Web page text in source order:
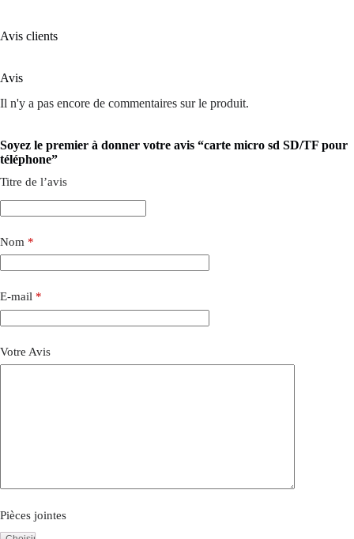
Avis clients
Avis
Il n'y a pas encore de commentaires sur le produit.
Soyez le premier à donner votre avis “carte micro sd SD/TF pour
téléphone”
Titre de l’avis
Nom *
E-mail *
Votre Avis
Pièces jointes